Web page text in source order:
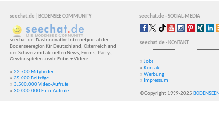
seechat.de| BODENSEE COMMUNITY seechat.de - SOCIAL-MEDIA
seechat.de: Das innovative Internetportal der
Bodenseeregion für Deutschland, Österreich und
der Schweiz mit aktuellen News, Events, Partys,
Gewinnspielen sowie Fotos + Videos.
» 22.500 Mitglieder
» 35.000 Beiträge
» 3.500.000 Video-Aufrufe
» 30.000.000 Foto-Aufrufe
seechat.de - KONTAKT
» Jobs
» Kontakt
» Werbung
» Impressum
©Copyright 1999-2025